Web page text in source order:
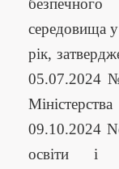
середовища у
рік,
05.07.2024 №
09.10.2024
освіти і